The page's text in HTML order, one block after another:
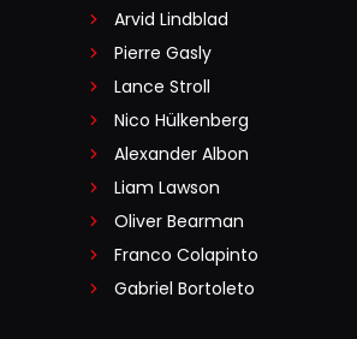
Arvid Lindblad
Pierre Gasly
Lance Stroll
Nico Hülkenberg
Alexander Albon
Liam Lawson
Oliver Bearman
Franco Colapinto
Gabriel Bortoleto